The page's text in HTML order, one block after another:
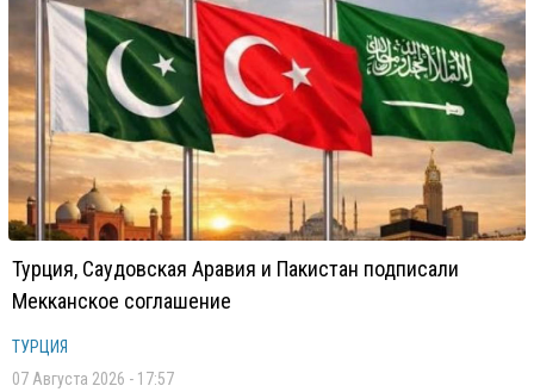
Турция, Саудовская Аравия и Пакистан подписали
Мекканское соглашение
ТУРЦИЯ
07 Августа 2026 - 17:57